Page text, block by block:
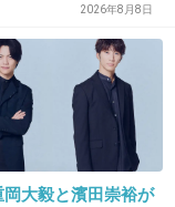
-20
げそうだよ
2026年8月8日
岡大毅と濱田崇裕が